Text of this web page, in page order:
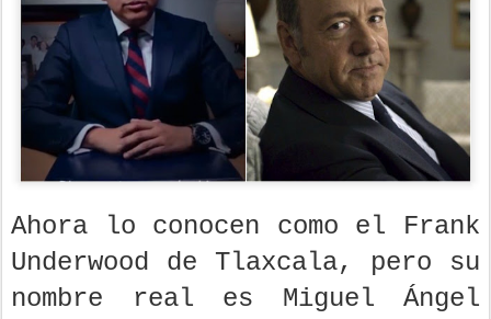
Ahora lo conocen como el Frank
Underwood de Tlaxcala, pero su
nombre real es Miguel Ángel